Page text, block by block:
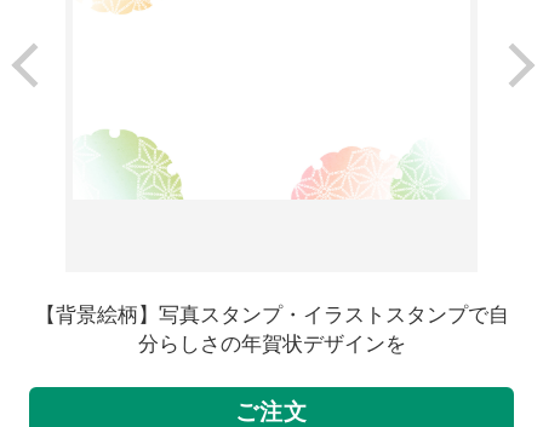
【背景絵柄】写真スタンプ・イラストスタンプで自
分らしさの年賀状デザインを
ご注文